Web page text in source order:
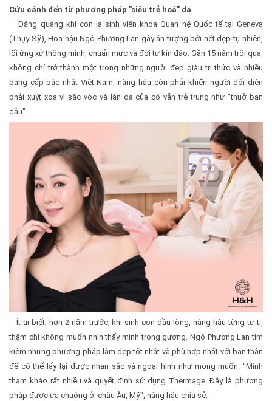
Cứu cánh đến từ phương pháp "siêu trẻ hoá" da
Đăng quang khi còn là sinh viên khoa Quan hệ Quốc tế tại Geneva
(Thụy Sỹ), Hoa hậu Ngô Phương Lan gây ấn tượng bởi nét đẹp tự nhiên,
lối ứng xử thông minh, chuẩn mực và đời tư kín đáo. Gần 15 năm trôi qua,
không chỉ trở thành một trong những người đẹp giàu tri thức và nhiều
bằng cấp bậc nhất Việt Nam, nàng hậu còn phải khiến người đối diện
phải xuýt xoa vì sắc vóc và làn da của cô vẫn trẻ trung như "thuở ban
đầu".
Ít ai biết, hơn 2 năm trước, khi sinh con đầu lòng, nàng hậu từng tự ti,
thậm chí không muốn nhìn thấy mình trong gương. Ngô Phương Lan tìm
kiếm những phương pháp làm đẹp tốt nhất và phù hợp nhất với bản thân
để có thể lấy lại được nhan sắc và ngoại hình như mong muốn. "Mình
tham khảo rất nhiều và quyết định sử dụng Thermage. Đây là phương
pháp được ưa chuộng ở châu Âu, Mỹ", nàng hậu chia sẻ.